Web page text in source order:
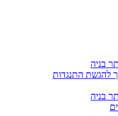
בניה
בניה